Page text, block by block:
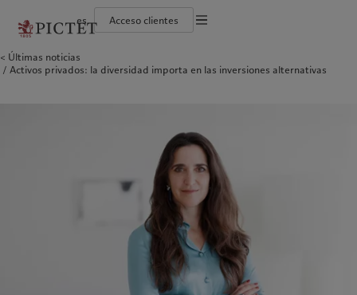
es Acceso clientes
El grupo Pictet
Socios del grupo Pictet
Individuos y familias
Instituciones e intermediarios financieros
Wealth management
Asset management
Últimas publicaciones
Mercados
Sostenibilidad: nuestro enfoque
Informe de sostenibilidad del Grupo
China Offshore
Hong Kong SAR
香港特别行政区
日本
Singapore
Taiwan|台灣
Oriente Medio
Calificaciones corporativas
Diversidad, equidad e inclusión
Campus Pictet de Rochemont
Individuos y familias
Instituciones e intermediarios
financieros
Inversores institucionales
Documentación jurídica
Últimas noticias
Activos privados: la diversidad importa en las inversiones alternativas